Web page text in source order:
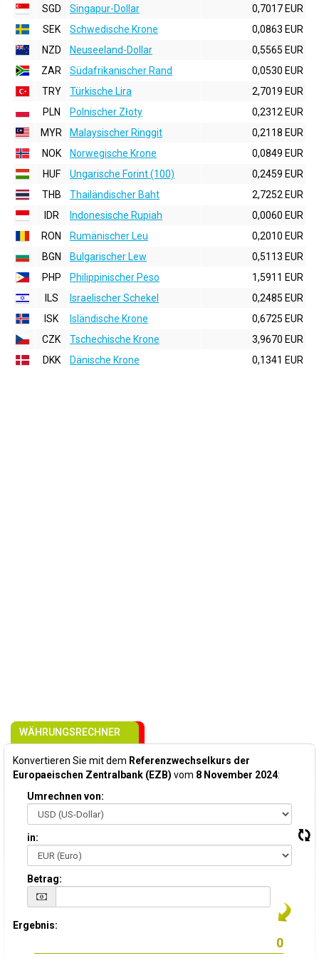
SGD
Singapur-Dollar
0,7017 EUR
SEK
Schwedische Krone
0,0863 EUR
NZD
Neuseeland-Dollar
0,5565 EUR
ZAR
Südafrikanischer Rand
0,0530 EUR
TRY
Türkische Lira
2,7019 EUR
PLN
Polnischer Złoty
0,2312 EUR
MYR
Malaysischer Ringgit
0,2118 EUR
NOK
Norwegische Krone
0,0849 EUR
HUF
Ungarische Forint (100)
0,2459 EUR
THB
Thailändischer Baht
2,7252 EUR
IDR
Indonesische Rupiah
0,0060 EUR
RON
Rumänischer Leu
0,2010 EUR
BGN
Bulgarischer Lew
0,5113 EUR
PHP
Philippinischer Peso
1,5911 EUR
ILS
Israelischer Schekel
0,2485 EUR
ISK
Isländische Krone
0,6725 EUR
CZK
Tschechische Krone
3,9670 EUR
DKK
Dänische Krone 0,1341 EUR
WÄHRUNGSRECHNER
Konvertieren Sie mit dem Referenzwechselkurs der
Europaeischen Zentralbank (EZB) vom 8 November 2024:
Umrechnen von:
in:
Betrag:
Ergebnis: